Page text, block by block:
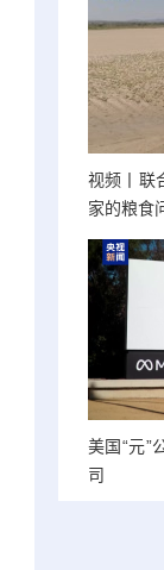
视频丨联
家的粮食
美国“元”
司